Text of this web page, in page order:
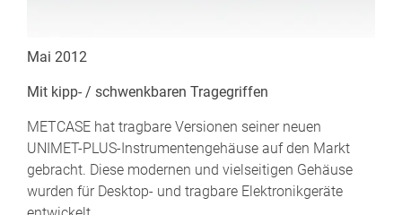
Mai 2012
Mit kipp- / schwenkbaren Tragegriffen
METCASE hat tragbare Versionen seiner neuen
UNIMET-PLUS-Instrumentengehäuse auf den Markt
gebracht. Diese modernen und vielseitigen Gehäuse
wurden für Desktop- und tragbare Elektronikgeräte